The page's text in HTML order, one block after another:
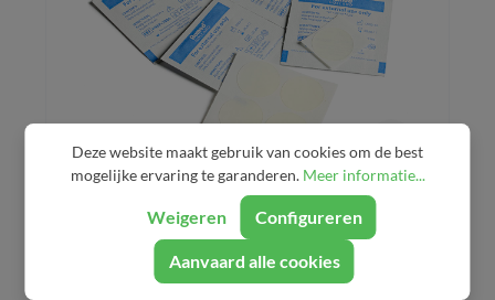
Rene Herse - TPU Patch Kit
Deze website maakt gebruik van cookies om de best
mogelijke ervaring te garanderen. Meer informatie...
Weigeren Configureren
Aanvaard alle cookies